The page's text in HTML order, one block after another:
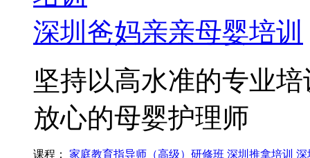
深圳爸妈亲亲母婴培训
坚持以高水准的专业
放心的母婴护理师
课程： 家庭教育指导师（高级）研修班 深圳推拿培训 深